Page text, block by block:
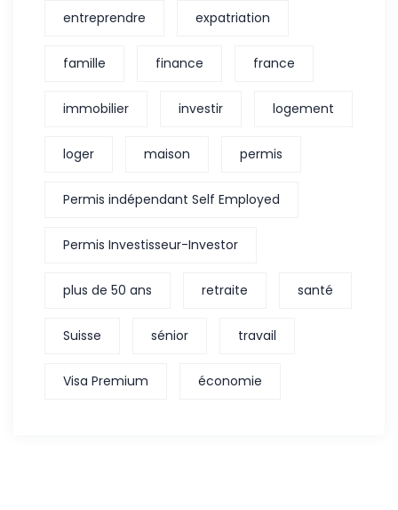
entreprendre expatriation
famille finance france
immobilier investir logement
loger maison permis
Permis indépendant Self Employed
Permis Investisseur-Investor
plus de 50 ans retraite santé
Suisse sénior travail
Visa Premium économie